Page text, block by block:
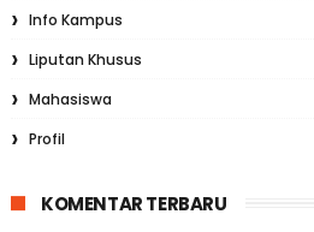
Info Kampus
Liputan Khusus
Mahasiswa
Profil
KOMENTAR TERBARU